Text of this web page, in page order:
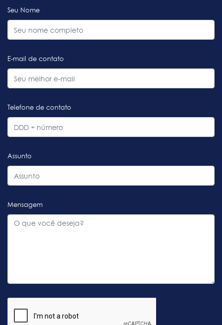
Seu Nome
E-mail de contato
Telefone de contato
Assunto
Mensagem